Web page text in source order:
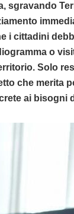
sgravando
i cittadini
o
Solo
che merita
ai bisogni